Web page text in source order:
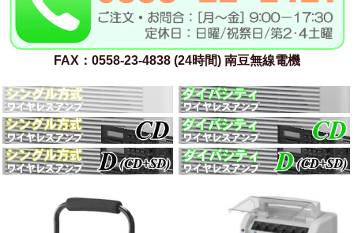
FAX：0558-23-4838 (24時間) 南豆無線電機